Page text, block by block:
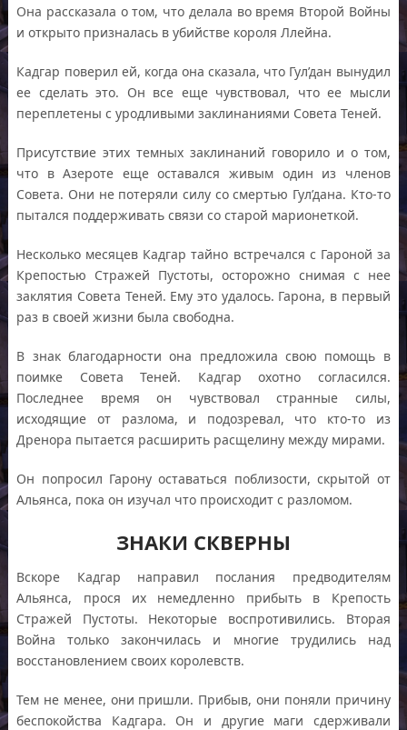
Она рассказала о том, что делала во время Второй Войны
и открыто призналась в убийстве короля Ллейна.
Кадгар поверил ей, когда она сказала, что Гул’дан вынудил
ее сделать это. Он все еще чувствовал, что ее мысли
переплетены с уродливыми заклинаниями Совета Теней.
Присутствие этих темных заклинаний говорило и о том,
что в Азероте еще оставался живым один из членов
Совета. Они не потеряли силу со смертью Гул’дана. Кто-то
пытался поддерживать связи со старой марионеткой.
Несколько месяцев Кадгар тайно встречался с Гароной за
Крепостью Стражей Пустоты, осторожно снимая с нее
заклятия Совета Теней. Ему это удалось. Гарона, в первый
раз в своей жизни была свободна.
В знак благодарности она предложила свою помощь в
поимке Совета Теней. Кадгар охотно согласился.
Последнее время он чувствовал странные силы,
исходящие от разлома, и подозревал, что кто-то из
Дренора пытается расширить расщелину между мирами.
Он попросил Гарону оставаться поблизости, скрытой от
Альянса, пока он изучал что происходит с разломом.
ЗНАКИ СКВЕРНЫ
Вскоре Кадгар направил послания предводителям
Альянса, прося их немедленно прибыть в Крепость
Стражей Пустоты. Некоторые воспротивились. Вторая
Война только закончилась и многие трудились над
восстановлением своих королевств.
Тем не менее, они пришли. Прибыв, они поняли причину
беспокойства Кадгара. Он и другие маги сдерживали